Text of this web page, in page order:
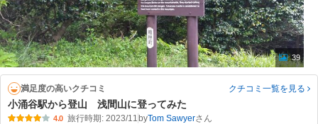
39
満足度の高いクチコミ クチコミ一覧を見る
小涌谷駅から登山 浅間山に登ってみた
4.0 旅行時期: 2023/11 byTom Sawyer